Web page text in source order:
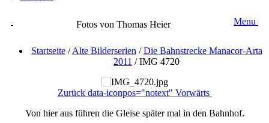
Fotos von Thomas Heier Menu
Startseite/Alte Bilderserien /Die Bahnstrecke Manacor-Arta
2011 /IMG 4720
Zurück data-iconpos="notext" Vorwärts
Von hier aus führen die Gleise später mal in den Bahnhof.